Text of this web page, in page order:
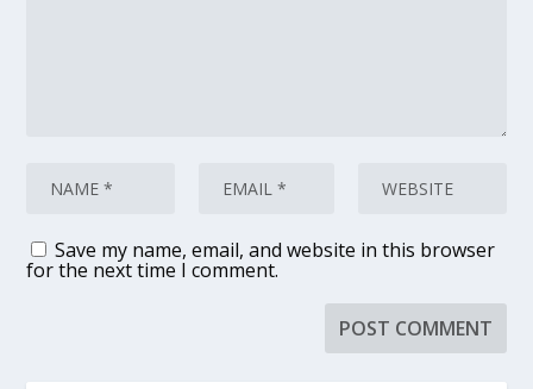
Save my name, email, and website in this browser
for the next time I comment.